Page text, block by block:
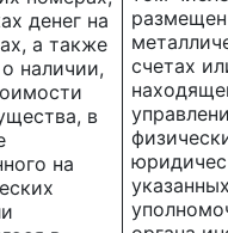
денег на
а также
наличии,
в
на
счетах